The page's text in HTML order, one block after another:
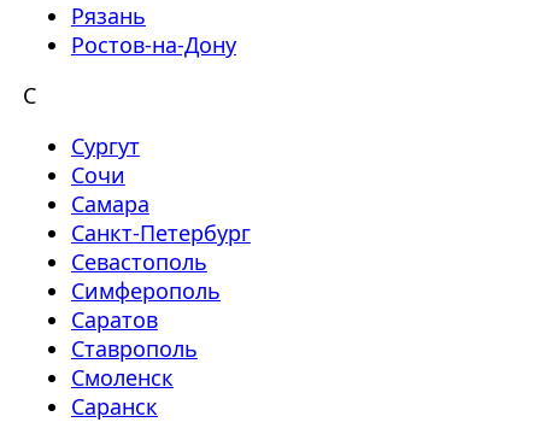
Рязань
Ростов-на-Дону
С
Сургут
Сочи
Самара
Санкт-Петербург
Севастополь
Симферополь
Саратов
Ставрополь
Смоленск
Саранск